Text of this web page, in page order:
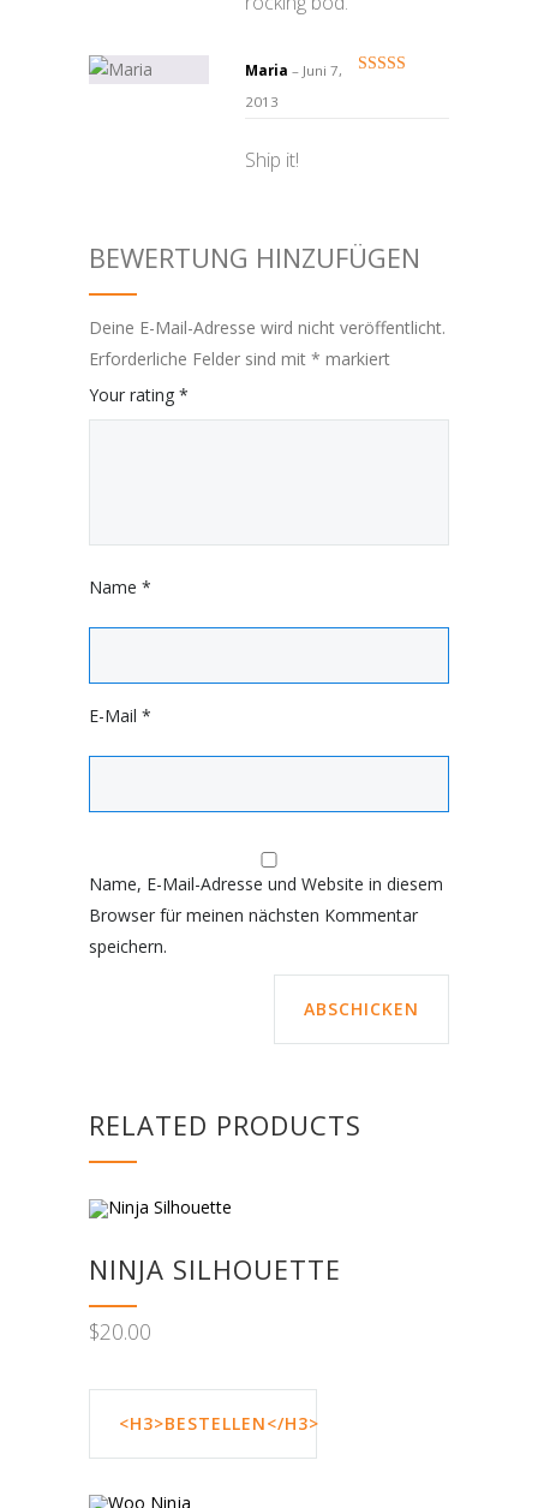
Maria – Juni 7,
2013
Ship it!
BEWERTUNG HINZUFÜGEN
Deine E-Mail-Adresse wird nicht veröffentlicht.
Erforderliche Felder sind mit * markiert
Your rating *
Name *
E-Mail *
Name, E-Mail-Adresse und Website in diesem
Browser für meinen nächsten Kommentar
speichern.
RELATED PRODUCTS
NINJA SILHOUETTE
$20.00
<H3>BESTELLEN</H3>